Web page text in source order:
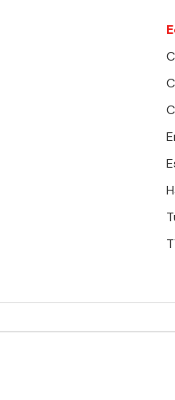
TBG - EDITORIAL